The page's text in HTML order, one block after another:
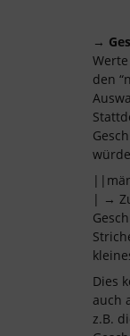
→
den
| →
Dies
auch
z.B.